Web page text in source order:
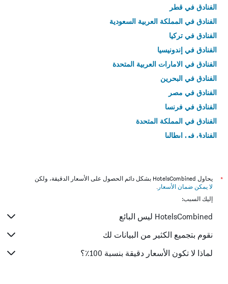
الفنادق في قطر
الفنادق في المملكة العربية السعودية
الفنادق في تركيا
الفنادق في إندونيسيا
الفنادق في الامارات العربية المتحدة
الفنادق في البحرين
الفنادق في مصر
الفنادق في فرنسا
الفنادق في المملكة المتحدة
الفنادق في إيطاليا
*
يحاول HotelsCombined بشكل دائم الحصول على الأسعار الدقيقة، ولكن
لا يمكن ضمان الأسعار .
إليك السبب:
HotelsCombined ليس البائع
نقوم بتجميع الكثير من البيانات لك
لماذا لا تكون الأسعار دقيقة بنسبة 100٪؟